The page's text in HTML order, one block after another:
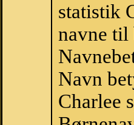
statistik
navne til
Navn
Charlee